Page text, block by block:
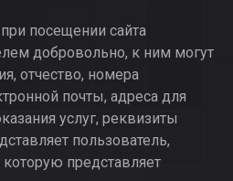
посещении сайта
добровольно, к ним могут
отчество, номера
почты, адреса для
услуг, реквизиты
пользователь,
представляет